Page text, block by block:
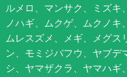
ルメロ、マンサク、ミズキ
ノハギ、ムクゲ、ムクノキ
ムレスズメ、メギ、メグス
ン、モミジバフウ、ヤブ
シ、ヤマザクラ、ヤマハギ